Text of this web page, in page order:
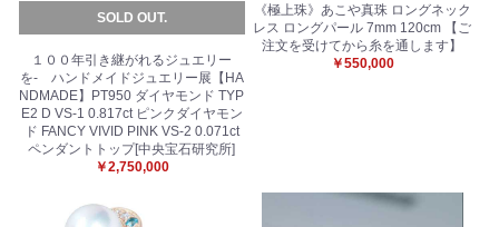
SOLD OUT.
１００年引き継がれるジュエリー
を- ハンドメイドジュエリー展【HA
NDMADE】PT950 ダイヤモンド TYP
E2 D VS-1 0.817ct ピンクダイヤモン
ド FANCY VIVID PINK VS-2 0.071ct
ペンダントトップ[中央宝石研究所]
￥2,750,000
《極上珠》あこや真珠 ロングネック
レス ロングパール 7mm 120cm 【ご
注文を受けてから糸を通します】
￥550,000